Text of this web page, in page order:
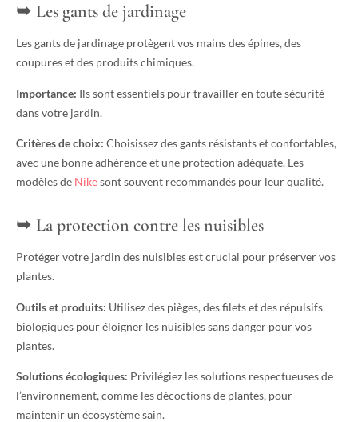
Les gants de jardinage
Les gants de jardinage protègent vos mains des épines, des
coupures et des produits chimiques.
Importance: Ils sont essentiels pour travailler en toute sécurité
dans votre jardin.
Critères de choix: Choisissez des gants résistants et confortables,
avec une bonne adhérence et une protection adéquate. Les
modèles de Nikesont souvent recommandés pour leur qualité.
La protection contre les nuisibles
Protéger votre jardin des nuisibles est crucial pour préserver vos
plantes.
Outils et produits: Utilisez des pièges, des filets et des répulsifs
biologiques pour éloigner les nuisibles sans danger pour vos
plantes.
Solutions écologiques: Privilégiez les solutions respectueuses de
l’environnement, comme les décoctions de plantes, pour
maintenir un écosystème sain.